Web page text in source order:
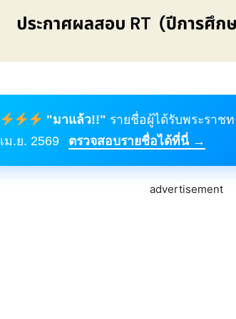
"มาแล้ว!!" รายชื่อผู้ได้รับพระราช
เม.ย. 2569
ตรวจสอบรายชื่อได้ที่นี่ →
advertisement